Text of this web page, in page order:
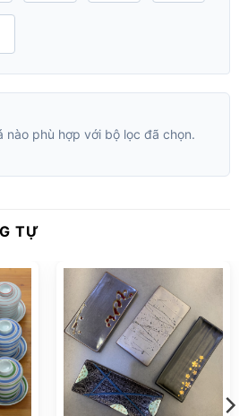
nào phù hợp với bộ lọc đã chọn.
TỰ